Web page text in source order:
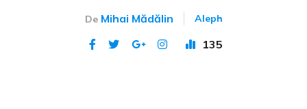
De Mihai Mădălin Aleph
135